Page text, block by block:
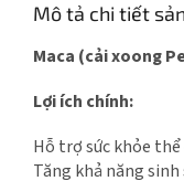
Mô tả chi tiết
Маcа (cải xoong
Lợi ích chính:
Hỗ trợ sức khỏe
Tăng khả năng sinh